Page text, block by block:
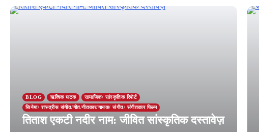
BLOG ऋत्विक घटक
सामाजिक/ सांस्कृतिक रिपोर्ट
सिनेमा/ शास्त्रीस संगीत/गीत/गीतकार/गायक/ संगीत/ संगीतकार फिल्म
तिताश एकटी नदीर नाम: जीवित सांस्कृतिक दस्तावेज़